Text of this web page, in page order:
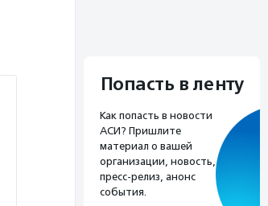
Попасть в ленту
Как попасть в новости
АСИ? Пришлите
материал о вашей
организации, новость,
пресс-релиз, анонс
события.